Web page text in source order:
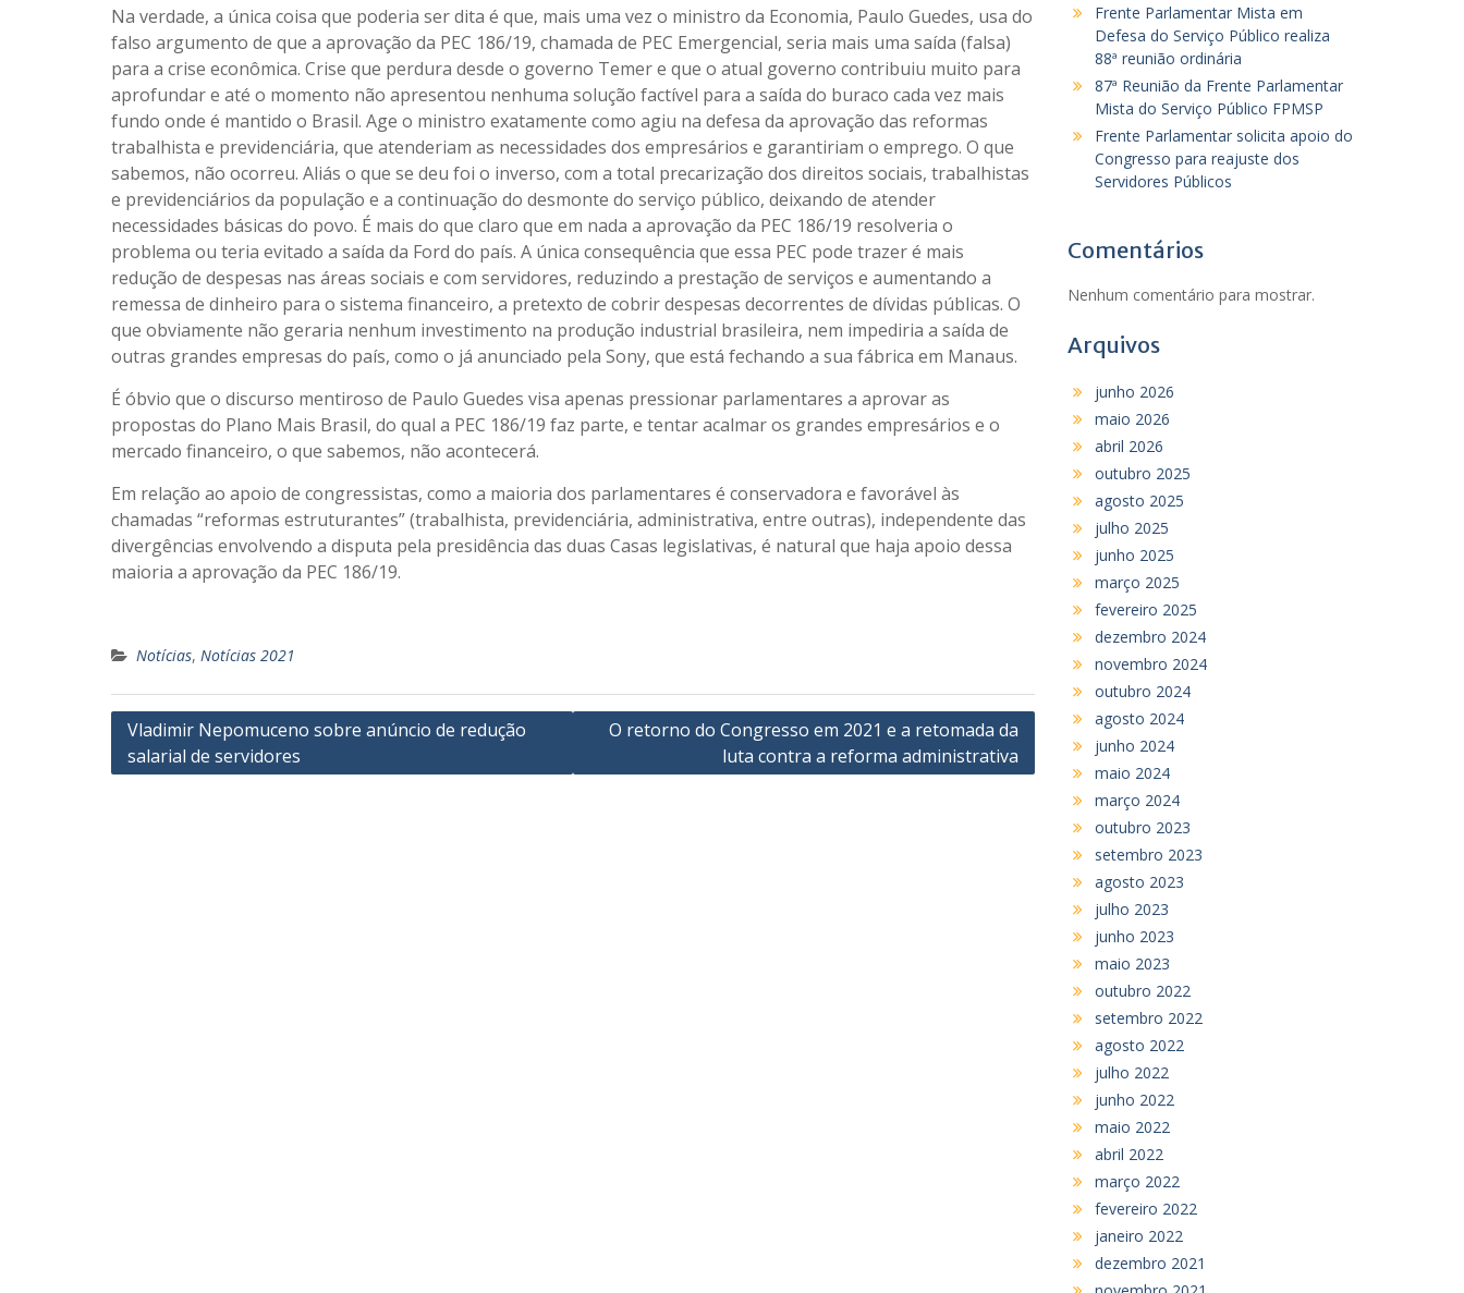
Na verdade, a única coisa que poderia ser dita é que, mais uma vez o ministro da Economia, Paulo Guedes, usa do
falso argumento de que a aprovação da PEC 186/19, chamada de PEC Emergencial, seria mais uma saída (falsa)
para a crise econômica. Crise que perdura desde o governo Temer e que o atual governo contribuiu muito para
aprofundar e até o momento não apresentou nenhuma solução factível para a saída do buraco cada vez mais
fundo onde é mantido o Brasil. Age o ministro exatamente como agiu na defesa da aprovação das reformas
trabalhista e previdenciária, que atenderiam as necessidades dos empresários e garantiriam o emprego. O que
sabemos, não ocorreu. Aliás o que se deu foi o inverso, com a total precarização dos direitos sociais, trabalhistas
e previdenciários da população e a continuação do desmonte do serviço público, deixando de atender
necessidades básicas do povo. É mais do que claro que em nada a aprovação da PEC 186/19 resolveria o
problema ou teria evitado a saída da Ford do país. A única consequência que essa PEC pode trazer é mais
redução de despesas nas áreas sociais e com servidores, reduzindo a prestação de serviços e aumentando a
remessa de dinheiro para o sistema financeiro, a pretexto de cobrir despesas decorrentes de dívidas públicas. O
que obviamente não geraria nenhum investimento na produção industrial brasileira, nem impediria a saída de
outras grandes empresas do país, como o já anunciado pela Sony, que está fechando a sua fábrica em Manaus.
É óbvio que o discurso mentiroso de Paulo Guedes visa apenas pressionar parlamentares a aprovar as
propostas do Plano Mais Brasil, do qual a PEC 186/19 faz parte, e tentar acalmar os grandes empresários e o
mercado financeiro, o que sabemos, não acontecerá.
Em relação ao apoio de congressistas, como a maioria dos parlamentares é conservadora e favorável às
chamadas “reformas estruturantes” (trabalhista, previdenciária, administrativa, entre outras), independente das
divergências envolvendo a disputa pela presidência das duas Casas legislativas, é natural que haja apoio dessa
maioria a aprovação da PEC 186/19.
Notícias, Notícias 2021
Navegação
de
Vladimir Nepomuceno sobre anúncio de redução
salarial de servidores
O retorno do Congresso em 2021 e a retomada da
luta contra a reforma administrativa
Frente Parlamentar Mista em
Defesa do Serviço Público realiza
88ª reunião ordinária
87ª Reunião da Frente Parlamentar
Mista do Serviço Público FPMSP
Frente Parlamentar solicita apoio do
Congresso para reajuste dos
Servidores Públicos
Comentários
Nenhum comentário para mostrar.
Arquivos
junho 2026
maio 2026
abril 2026
outubro 2025
agosto 2025
julho 2025
junho 2025
março 2025
fevereiro 2025
dezembro 2024
novembro 2024
outubro 2024
agosto 2024
junho 2024
maio 2024
março 2024
outubro 2023
setembro 2023
agosto 2023
julho 2023
junho 2023
maio 2023
outubro 2022
setembro 2022
agosto 2022
julho 2022
junho 2022
maio 2022
abril 2022
março 2022
fevereiro 2022
janeiro 2022
dezembro 2021